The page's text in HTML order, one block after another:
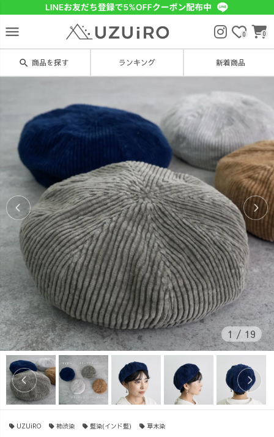
menu 0 0
search 商品を探す ランキング 新着商品
1 / 19
UZUiRO 柿渋染 藍染(インド藍) 草木染